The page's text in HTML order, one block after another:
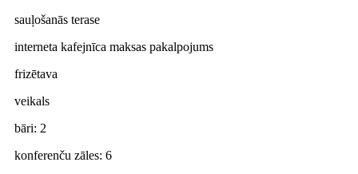
sauļošanās terase
interneta kafejnīca maksas pakalpojums
frizētava
veikals
bāri: 2
konferenču zāles: 6